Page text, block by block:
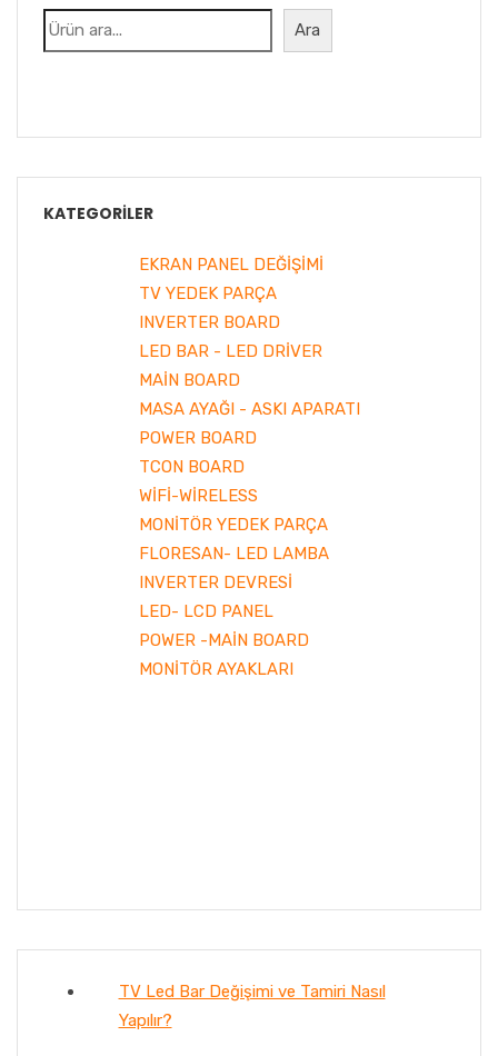
Ara
KATEGORILER
EKRAN PANEL DEĞİŞİMİ
TV YEDEK PARÇA
INVERTER BOARD
LED BAR - LED DRİVER
MAİN BOARD
MASA AYAĞI - ASKI APARATI
POWER BOARD
TCON BOARD
WİFİ-WİRELESS
MONİTÖR YEDEK PARÇA
FLORESAN- LED LAMBA
INVERTER DEVRESİ
LED- LCD PANEL
POWER -MAİN BOARD
MONİTÖR AYAKLARI
TV Led Bar Değişimi ve Tamiri Nasıl
Yapılır?